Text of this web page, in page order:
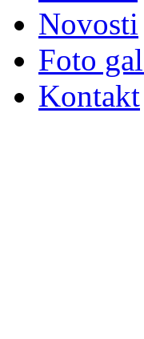
Novosti
Foto
Kontakt